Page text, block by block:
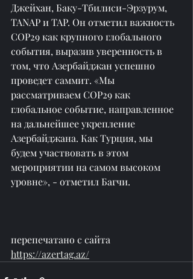
Джейхан, Баку-Тбилиси-Эрзурум,
TANAP и TAP. Он отметил важность
COP29 как крупного глобального
события, выразив уверенность в
том, что Азербайджан успешно
проведет саммит. «Мы
рассматриваем COP29 как
глобальное событие, направленное
на дальнейшее укрепление
Азербайджана. Как Турция, мы
будем участвовать в этом
мероприятии на самом высоком
уровне», - отметил Багчи.
перепечатано с сайта
https://azertag.az/